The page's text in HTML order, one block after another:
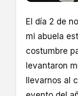
El día 2 de
mi abuela
costumbre
levantaron
llevarnos al